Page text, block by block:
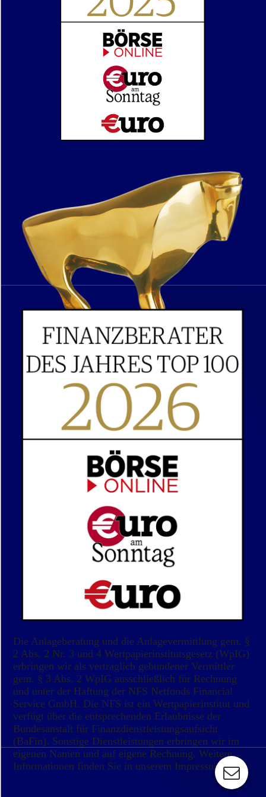
Die Anlageberatung und die Anlagevermittlung gem. §
2 Abs. 2 Nr. 3 und 4 Wertpapierinstitutsgesetz (WpIG)
erbringen wir als vertraglich gebundener Vermittler
gem. § 3 Abs. 2 WpIG ausschließlich für Rechnung
und unter der Haftung der NFS Netfonds Financial
Service GmbH. Die NFS ist ein Wertpapierinstitut und
verfügt über die entsprechenden Erlaubnisse der
Bundesanstalt für Finanzdienstleistungsaufsicht
(BaFin). Sonstige Dienstleistungen erbringen wir im
eigenen Namen und auf eigene Rechnung. Weitere
Informationen finden Sie in unserem Impressum.